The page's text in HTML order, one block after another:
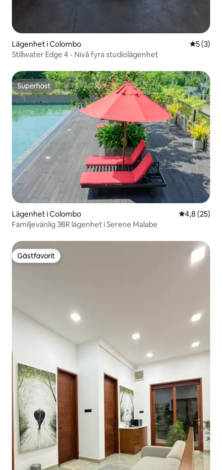
Lägenhet i Colombo 5 av 5 i
5 (3)
Stillwater Edge 4 - Nivå fyra studiolägenhet
Superhost
Superhost
Lägenhet i Colombo 4,8 av 5 i
4,8 (25)
Familjevänlig 3BR lägenhet i Serene Malabe
Gästfavorit
Gästfavorit